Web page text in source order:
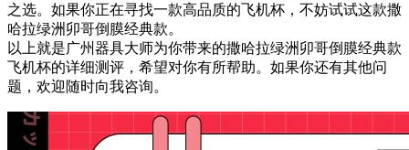
之选。如果你正在寻找一款高品质的飞机杯，不妨试试这款撒
哈拉绿洲卯哥倒膜经典款。
以上就是广州器具大师为你带来的撒哈拉绿洲卯哥倒膜经典款
飞机杯的详细测评，希望对你有所帮助。如果你还有其他问
题，欢迎随时向我咨询。